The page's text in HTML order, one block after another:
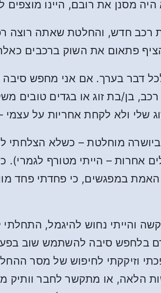
מסנן את רובם, היינו
רכב חדש, והחלטת שאתה
פתאום את השוק ברכבים
דבר בערך. אם אני מחפש
בן/בת זוג או בגדים טובים
שלי ולא לקחת אחריות על
מוחלטת – כשלא הצלחתי
אחרות – הייתי מטורף לגמרי).
במפגשים, כי פחדתי פחד
והייתי נחוש להיגמל,
בלחפש סיבה להשתמש שוב
וזיקקתי לחיפוש של מסר
הלאה, או מתקשר לחבר וותיק